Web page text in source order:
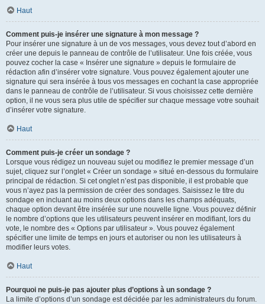
Haut
Comment puis-je insérer une signature à mon message ?
Pour insérer une signature à un de vos messages, vous devez tout d’abord en
créer une depuis le panneau de contrôle de l’utilisateur. Une fois créée, vous
pouvez cocher la case « Insérer une signature » depuis le formulaire de
rédaction afin d’insérer votre signature. Vous pouvez également ajouter une
signature qui sera insérée à tous vos messages en cochant la case appropriée
dans le panneau de contrôle de l’utilisateur. Si vous choisissez cette dernière
option, il ne vous sera plus utile de spécifier sur chaque message votre souhait
d’insérer votre signature.
Haut
Comment puis-je créer un sondage ?
Lorsque vous rédigez un nouveau sujet ou modifiez le premier message d’un
sujet, cliquez sur l’onglet « Créer un sondage » situé en-dessous du formulaire
principal de rédaction. Si cet onglet n’est pas disponible, il est probable que
vous n’ayez pas la permission de créer des sondages. Saisissez le titre du
sondage en incluant au moins deux options dans les champs adéquats,
chaque option devant être insérée sur une nouvelle ligne. Vous pouvez définir
le nombre d’options que les utilisateurs peuvent insérer en modifiant, lors du
vote, le nombre des « Options par utilisateur ». Vous pouvez également
spécifier une limite de temps en jours et autoriser ou non les utilisateurs à
modifier leurs votes.
Haut
Pourquoi ne puis-je pas ajouter plus d’options à un sondage ?
La limite d’options d’un sondage est décidée par les administrateurs du forum.